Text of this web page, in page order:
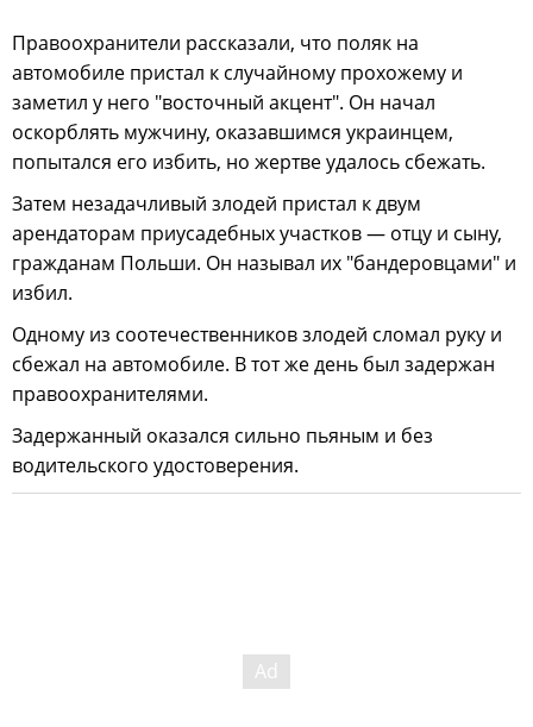
Правоохранители рассказали, что поляк на
автомобиле пристал к случайному прохожему и
заметил у него "восточный акцент". Он начал
оскорблять мужчину, оказавшимся украинцем,
попытался его избить, но жертве удалось сбежать.
Затем незадачливый злодей пристал к двум
арендаторам приусадебных участков — отцу и сыну,
гражданам Польши. Он называл их "бандеровцами" и
избил.
Одному из соотечественников злодей сломал руку и
сбежал на автомобиле. В тот же день был задержан
правоохранителями.
Задержанный оказался сильно пьяным и без
водительского удостоверения.